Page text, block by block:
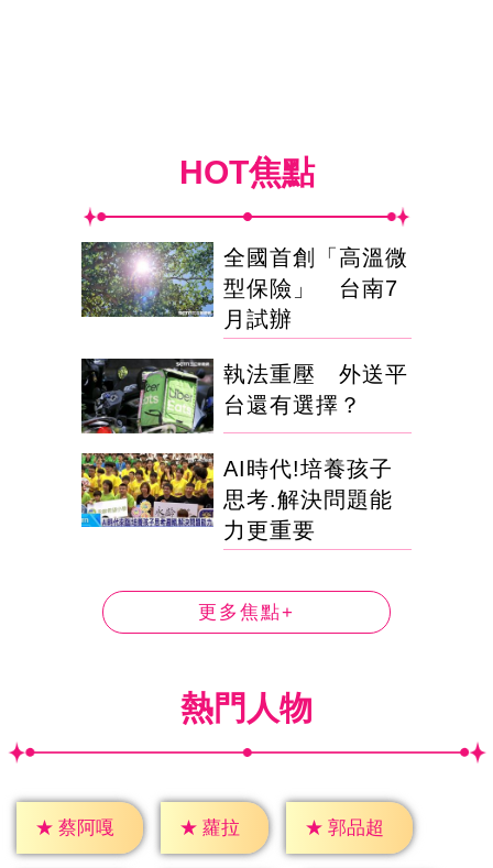
HOT焦點
全國首創「高溫微
型保險」 台南7
月試辦
執法重壓 外送平
台還有選擇？
AI時代!培養孩子
思考.解決問題能
力更重要
更多焦點+
熱門人物
★ 蔡阿嘎 ★ 蘿拉 ★ 郭品超